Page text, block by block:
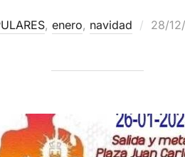
, enero, navidad 28/